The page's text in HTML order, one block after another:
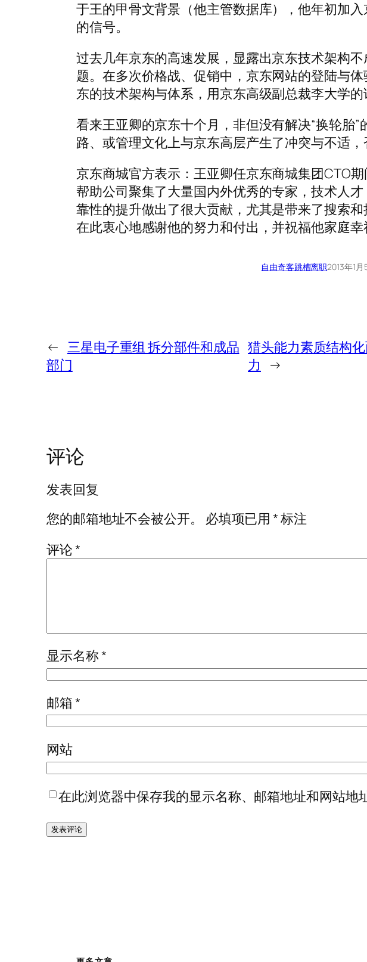
于王的甲骨文背景（他主管数据库），他年初加
的信号。
过去几年京东的高速发展，显露出京东技术架构
题。在多次价格战、促销中，京东网站的登陆与
东的技术架构与体系，用京东高级副总裁李大学的
看来王亚卿的京东十个月，非但没有解决“换轮胎
路、或管理文化上与京东高层产生了冲突与不适，
京东商城官方表示：王亚卿任京东商城集团CTO
帮助公司聚集了大量国内外优秀的专家，技术人
靠性的提升做出了很大贡献，尤其是带来了搜索
在此衷心地感谢他的努力和付出，并祝福他家庭幸
自由奇客跳槽离职2013年1月
← 三星电子重组 拆分部件和成品
部门
猎头能力素质结构
力
→
评论
发表回复
您的邮箱地址不会被公开。
必填项已用*标注
评论*
显示名称*
邮箱*
网站
在此浏览器中保存我的显示名称、邮箱地址和网站地